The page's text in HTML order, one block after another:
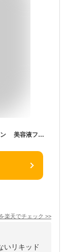
毛穴レス ファンデ 美容液 リキッドファンデーション 美容液ファンデ SPF30+ PA++++ 30ml 本体
楽天でチェック >>
いリキッド